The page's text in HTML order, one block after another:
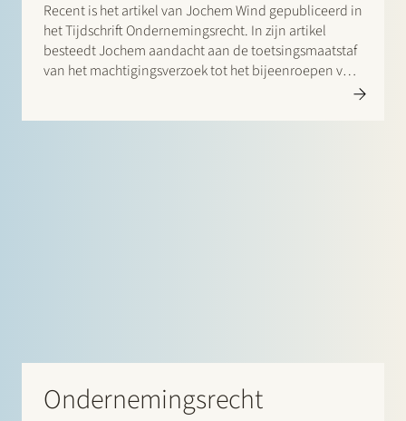
Recent is het artikel van Jochem Wind gepubliceerd in
het Tijdschrift Ondernemingsrecht. In zijn artikel
besteedt Jochem aandacht aan de toetsingsmaatstaf
van het machtigingsverzoek tot het bijeenroepen van
Ondernemingsrecht